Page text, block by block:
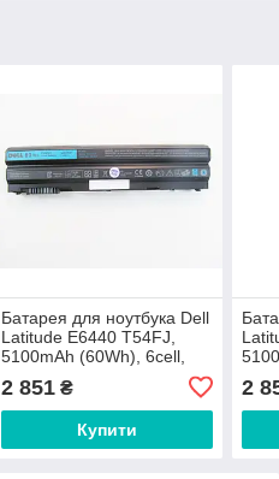
Батарея для ноутбука Dell
Latitude E6440 T54FJ,
5100mAh (60Wh), 6cell,
ОРИГІНАЛЬНА
2 851₴
Купити
2